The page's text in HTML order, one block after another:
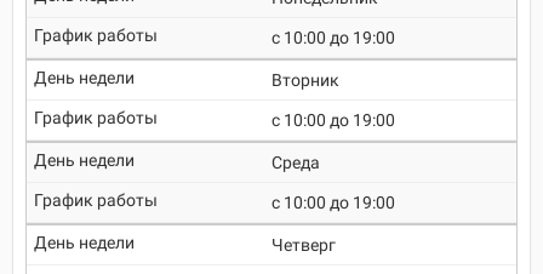
c 10:00 до 19:00
Вторник
c 10:00 до 19:00
Среда
c 10:00 до 19:00
Четверг